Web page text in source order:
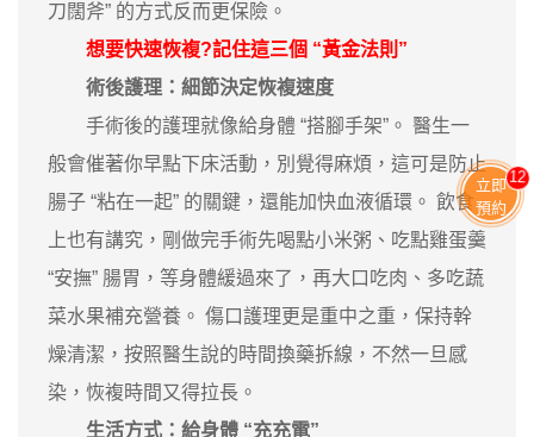
刀闊斧” 的方式反而更保險。
想要快速恢複?記住這三個 “黃金法則”
術後護理：細節決定恢複速度
手術後的護理就像給身體 “搭腳手架”。 醫生一
般會催著你早點下床活動，別覺得麻煩，這可是防止
腸子 “粘在一起” 的關鍵，還能加快血液循環。 飲食
上也有講究，剛做完手術先喝點小米粥、吃點雞蛋羹
“安撫” 腸胃，等身體緩過來了，再大口吃肉、多吃蔬
菜水果補充營養。 傷口護理更是重中之重，保持幹
燥清潔，按照醫生說的時間換藥拆線，不然一旦感
染，恢複時間又得拉長。
生活方式：給身體 “充充電”
立即
預約
11